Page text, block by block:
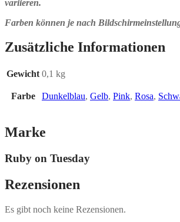
variieren.
Farben können je nach
Zusätzliche Informationen
Gewicht 0,1 kg
Farbe Dunkelblau, Gelb, Pink, Rosa,
Marke
Ruby on Tuesday
Rezensionen
Es gibt noch keine Rezensionen.